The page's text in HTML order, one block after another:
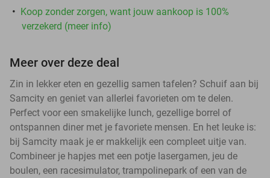
Koop zonder zorgen, want jouw aankoop is 100%
verzekerd (meer info)
Meer over deze deal
Zin in lekker eten en gezellig samen tafelen? Schuif aan bij
Samcity en geniet van allerlei favorieten om te delen.
Perfect voor een smakelijke lunch, gezellige borrel of
ontspannen diner met je favoriete mensen. En het leuke is:
bij Samcity maak je er makkelijk een compleet uitje van.
Combineer je hapjes met een potje lasergamen, jeu de
boulen, een racesimulator, trampolinepark of een van de